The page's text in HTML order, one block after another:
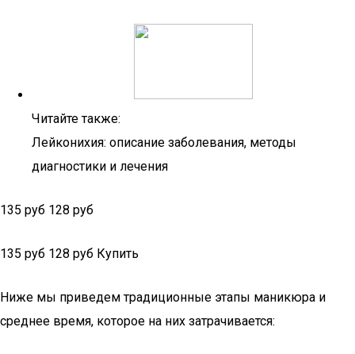
Читайте также:
Лейконихия: описание заболевания, методы
диагностики и лечения
135 руб 128 руб
135 руб 128 руб Купить
Ниже мы приведем традиционные этапы маникюра и
среднее время, которое на них затрачивается: